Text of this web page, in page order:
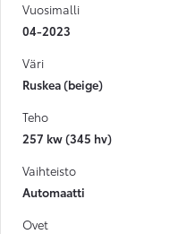
Vuosimalli
04-2023
Väri
Ruskea (beige)
Teho
257 kw (345 hv)
Vaihteisto
Automaatti
Ovet